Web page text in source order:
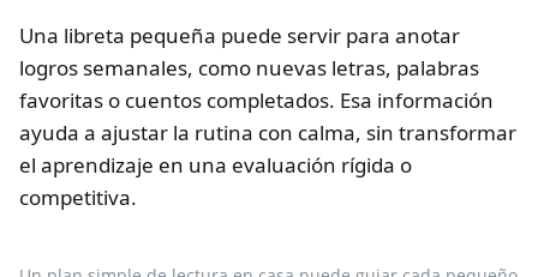
Una libreta pequeña puede servir para anotar
logros semanales, como nuevas letras, palabras
favoritas o cuentos completados. Esa información
ayuda a ajustar la rutina con calma, sin transformar
el aprendizaje en una evaluación rígida o
competitiva.